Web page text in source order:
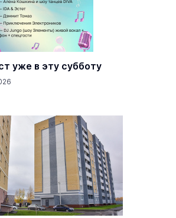
уже в эту субботу